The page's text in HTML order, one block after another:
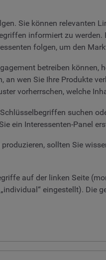
Sie können relevanten
informiert zu
folgen, um den
betreiben können,
an wen Sie Ihre Produkte
vorherrschen, welche
suchen
ein Interessenten-Panel
sollten Sie
auf der linken Seite
eingestellt). Die